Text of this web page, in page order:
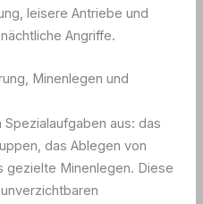
leisere Antriebe und
Angriffe.
Minenlegen und
aus: das
das Ablegen von
gezielte Minenlegen. Diese